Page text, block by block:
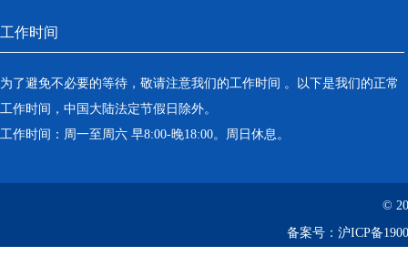
工作时间
为了避免不必要的等待，敬请注意我们的工作时间 。以下是我们的正常
工作时间，中国大陆法定节假日除外。
工作时间：周一至周六 早8:00-晚18:00。周日休息。
©
备案号： 沪ICP备